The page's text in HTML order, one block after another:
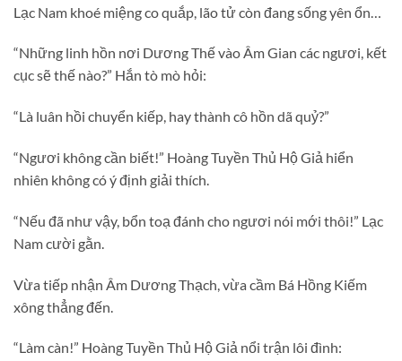
Lạc Nam khoé miệng co quắp, lão tử còn đang sống yên ổn…
“Những linh hồn nơi Dương Thế vào Âm Gian các ngươi, kết
cục sẽ thế nào?” Hắn tò mò hỏi:
“Là luân hồi chuyển kiếp, hay thành cô hồn dã quỷ?”
“Ngươi không cần biết!” Hoàng Tuyền Thủ Hộ Giả hiển
nhiên không có ý định giải thích.
“Nếu đã như vậy, bổn toạ đánh cho ngươi nói mới thôi!” Lạc
Nam cười gằn.
Vừa tiếp nhận Âm Dương Thạch, vừa cầm Bá Hồng Kiếm
xông thẳng đến.
“Làm càn!” Hoàng Tuyền Thủ Hộ Giả nổi trận lôi đình: